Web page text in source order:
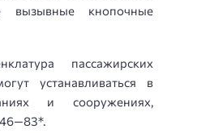
вызывные кнопочные
пассажирских
устанавливаться в
и сооружениях,